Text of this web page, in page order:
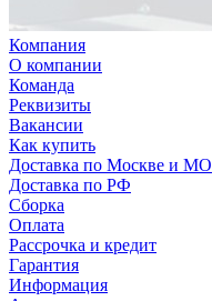
Компания
О компании
Команда
Реквизиты
Вакансии
Как купить
Доставка по Москве и МО
Доставка по РФ
Сборка
Оплата
Рассрочка и кредит
Гарантия
Информация